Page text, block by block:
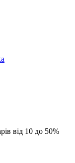
від 10 до 50%